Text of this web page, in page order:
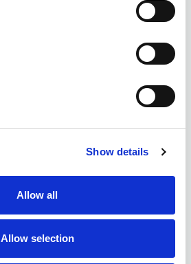
Show details
Allow all
Allow selection